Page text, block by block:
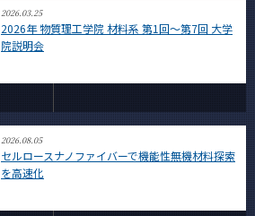
2026.03.25
2026年 物質理工学院 材料系 第1回～第7回 大学
院説明会
2026.08.05
セルロースナノファイバーで機能性無機材料探索
を高速化